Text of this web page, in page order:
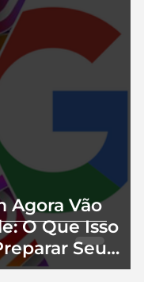
Agora Vão
O Que Isso
Seu